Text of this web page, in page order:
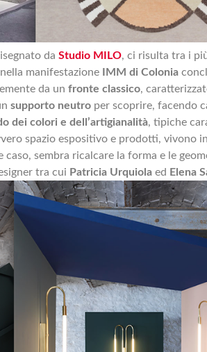
da Studio MILO, ci risulta tra i
manifestazione
IMM di Colonia
da un fronte classico,
supporto neutro per scoprire, facendo
dei colori e dell’artigianalità, tipiche
spazio espositivo e prodotti, vivono
sembra ricalcare la forma e le
tra cui Patricia Urquiola ed Elena